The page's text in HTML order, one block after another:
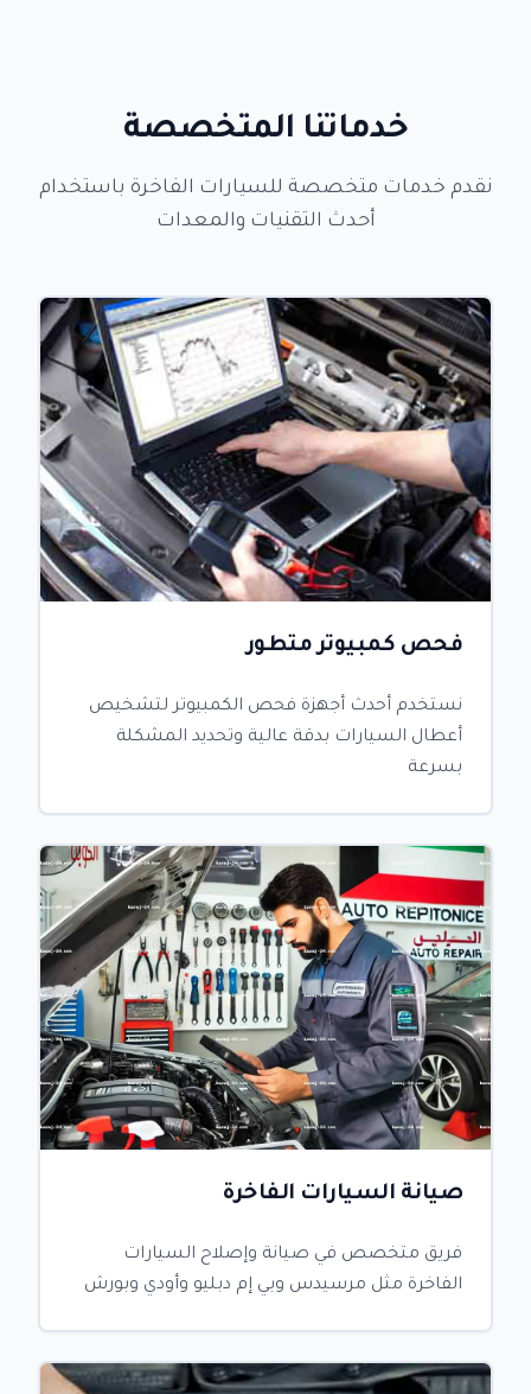
خدماتنا المتخصصة
نقدم خدمات متخصصة للسيارات الفاخرة باستخدام
أحدث التقنيات والمعدات
فحص كمبيوتر متطور
نستخدم أحدث أجهزة فحص الكمبيوتر لتشخيص
أعطال السيارات بدقة عالية وتحديد المشكلة
بسرعة
صيانة السيارات الفاخرة
فريق متخصص في صيانة وإصلاح السيارات
الفاخرة مثل مرسيدس وبي إم دبليو وأودي وبورش